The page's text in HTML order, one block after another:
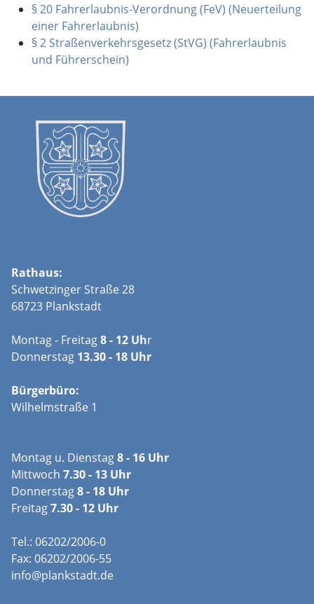
§ 20 Fahrerlaubnis-Verordnung (FeV) (Neuerteilung
einer Fahrerlaubnis)
§ 2 Straßenverkehrsgesetz (StVG) (Fahrerlaubnis
und Führerschein)
Rathaus:
Schwetzinger Straße 28
68723 Plankstadt
Montag - Freitag8 - 12 Uhr
Donnerstag 13.30 - 18 Uhr
Bürgerbüro:
Wilhelmstraße 1
Montag u. Dienstag8 - 16 Uhr
Mittwoch 7.30 - 13 Uhr
Donnerstag8 - 18 Uhr
Freitag7.30 - 12 Uhr
Tel.: 06202/2006-0
Fax: 06202/2006-55
info@plankstadt.de